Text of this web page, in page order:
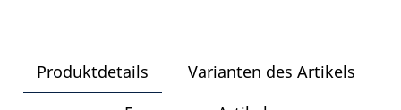
Produktdetails
Varianten des Artikels